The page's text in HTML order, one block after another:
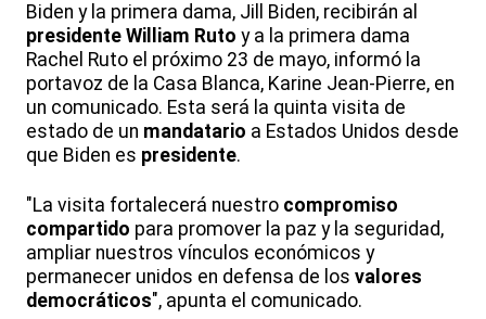
Biden y la primera dama, Jill Biden, recibirán al
presidente William Ruto y a la primera dama
Rachel Ruto el próximo 23 de mayo, informó la
portavoz de la Casa Blanca, Karine Jean-Pierre, en
un comunicado. Esta será la quinta visita de
estado de un mandatario a Estados Unidos desde
que Biden es presidente.
"La visita fortalecerá nuestro compromiso
compartido para promover la paz y la seguridad,
ampliar nuestros vínculos económicos y
permanecer unidos en defensa de los valores
democráticos", apunta el comunicado.